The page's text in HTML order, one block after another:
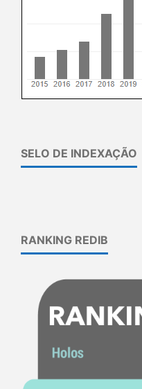
SELO DE INDEXAÇÃO
RANKING REDIB